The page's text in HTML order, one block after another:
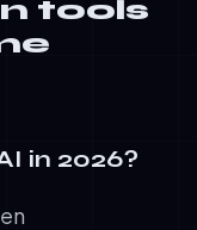
tools
in 2026?